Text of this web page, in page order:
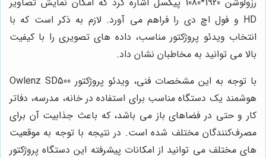
HD و فول اچ دی را فراهم می آورد. لازم به ذکر است که با
انتخاب ویدئو پروژکتور مناسب، داده های تصویری را با کیفیت
بالا می توانید به مخاطبان نشان داد.
با توجه به این مشخصات فنی، ویدئو پروژکتور Owlenz SD500
هوشمند یک دستگاه مناسب برای استفاده در خانه، مدرسه، دفاتر
کار و حتی در فضاهای باز می باشد، که باعث جذابیت آن برای
مصرف‌کنندگان مختلف شده است. در نتیجه با توجه به موقعیت
های مختلف می توانید از امکانات پیشرفته این دستگاه پروژکتور